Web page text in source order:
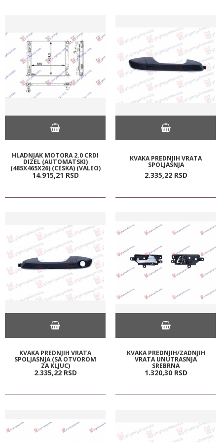
HLADNJAK MOTORA 2.0 CRDI
DIZEL (AUTOMATSKI)
(485X465X26) (CESKA) (VALEO)
14.915,21 RSD
KVAKA PREDNJIH VRATA
SPOLJASNJA
2.335,22 RSD
KVAKA PREDNJIH VRATA
SPOLJASNJA (SA OTVOROM
ZA KLJUC)
2.335,22 RSD
KVAKA PREDNJIH/ZADNJIH
VRATA UNUTRASNJA
SREBRNA
1.320,30 RSD